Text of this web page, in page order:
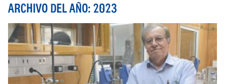
ARCHIVO DEL AÑO: 2023